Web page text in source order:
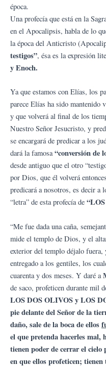
época.
Una profecía que está en la
en el Apocalipsis, habla de lo
la época del Anticristo
testigos”, ésa es la expresión
y Enoch.
Ya que estamos con Elías, los
parece Elías ha sido mantenido
y que volverá al final de los
Nuestro Señor Jesucristo, y
se encargará de predicar a los
dará la famosa“conversión de
desde antiguo que el otro
por Dios, que él volverá
predicará a nosotros, es decir a
“letra” de esta profecía de
“Me fue dada una caña,
mide el templo de Dios, y el
exterior del templo déjalo
entregado a los gentiles, los
cuarenta y dos meses. Y daré a
de saco, profeticen durante mil
LOS DOS OLIVOS y LOS
pie delante del Señor de la
daño, sale de la boca de ellos
el que pretenda hacerles mal,
tienen poder de cerrar el
en que ellos profeticen;